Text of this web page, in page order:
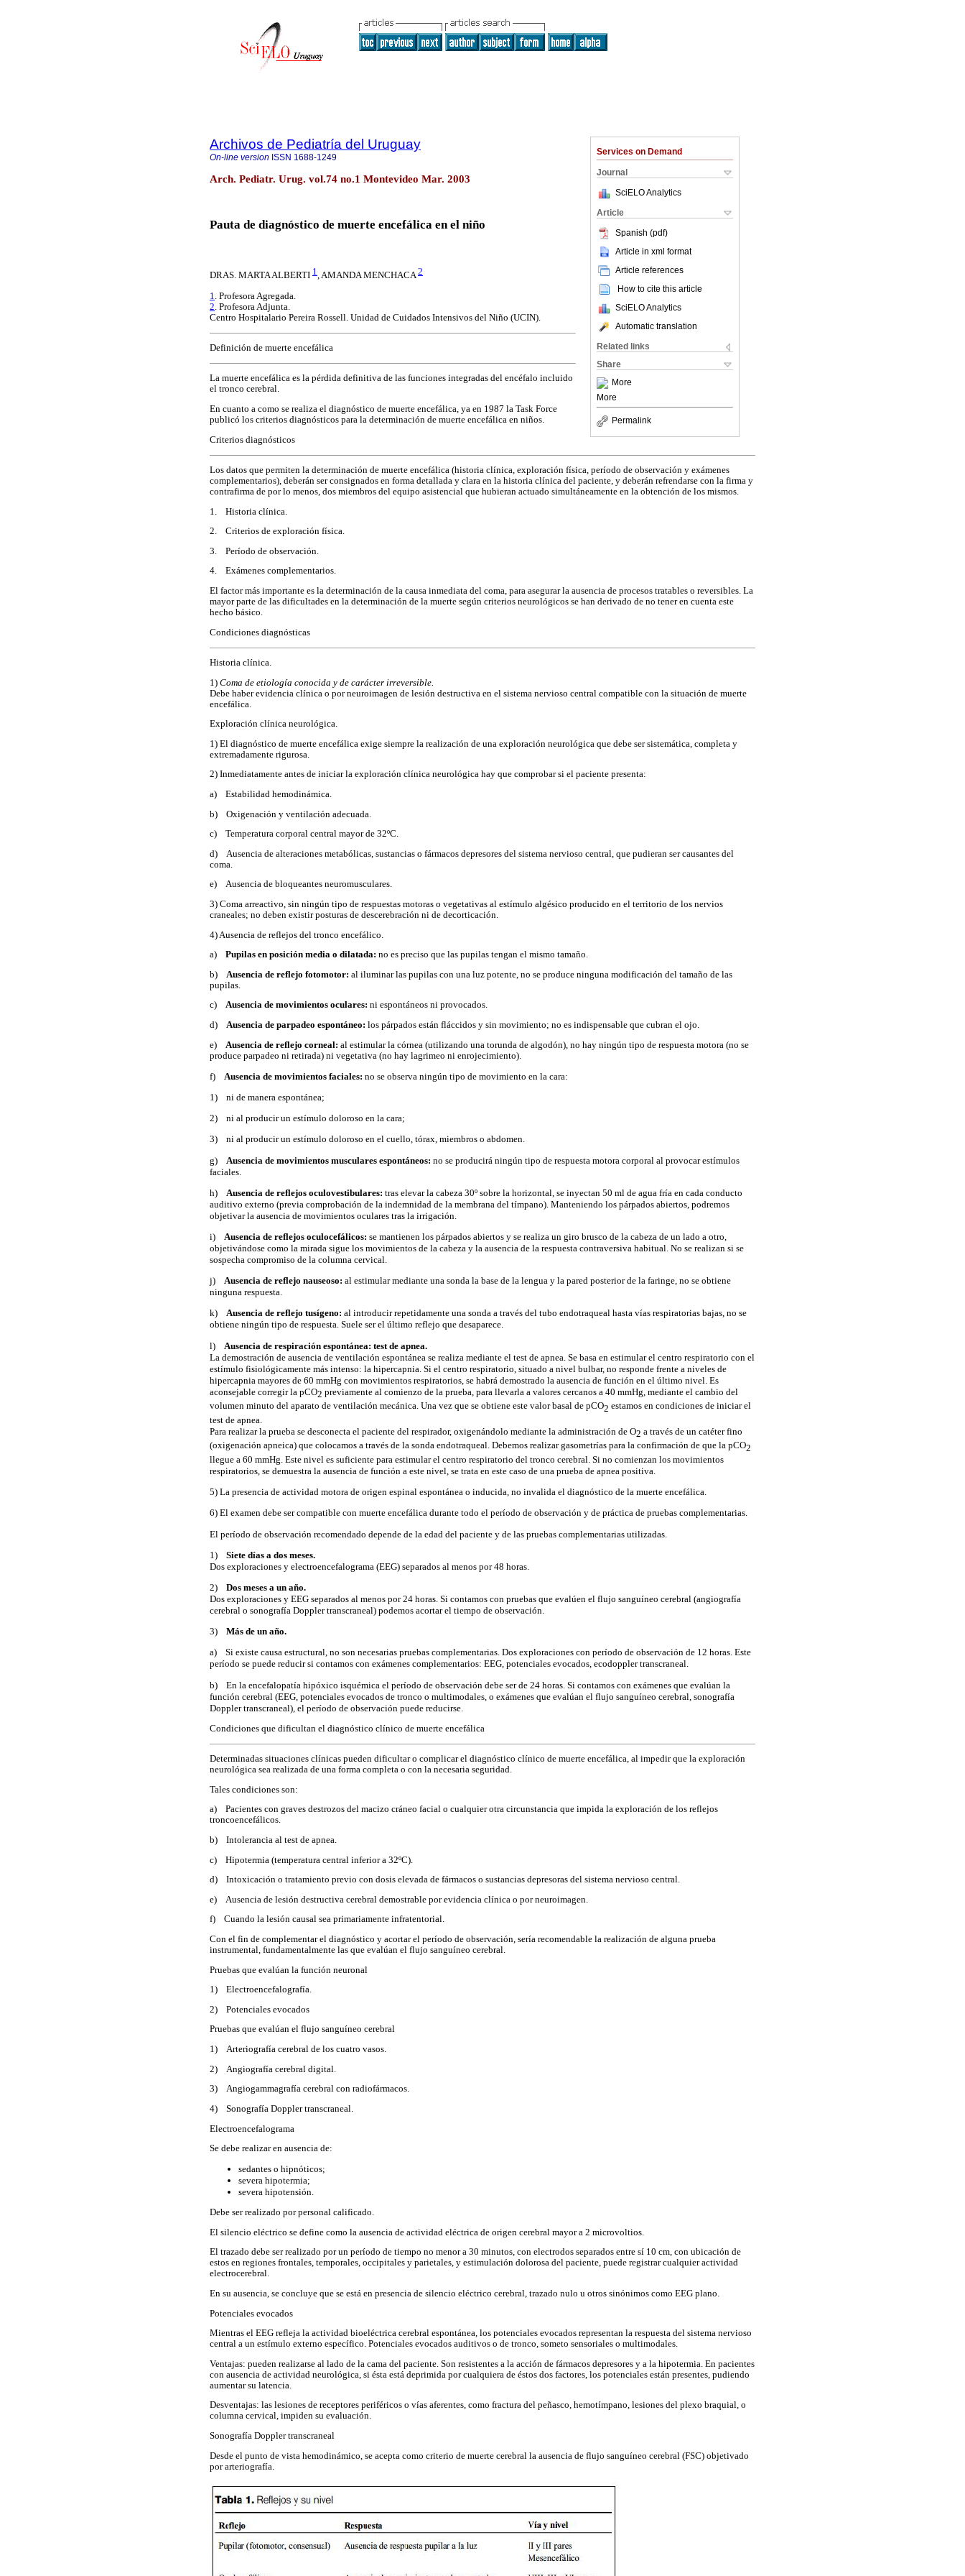
Services on Demand
Journal
SciELO Analytics
Article
Spanish (pdf)
Article in xml format
Article references
How to cite this article
SciELO Analytics
Automatic translation
Related links
Share
More
More
Permalink
Archivos de Pediatría del Uruguay
On-line version ISSN 1688-1249
Arch. Pediatr. Urug. vol.74 no.1 Montevideo Mar. 2003
Pauta de diagnóstico de muerte encefálica en el niño
DRAS. MARTA ALBERTI 1,AMANDA MENCHACA2
1
. Profesora Agregada.
2 . Profesora Adjunta.
Centro Hospitalario Pereira Rossell. Unidad de Cuidados Intensivos del Niño (UCIN).
Definición de muerte encefálica
La muerte encefálica es la pérdida definitiva de las funciones integradas del encéfalo incluido
el tronco cerebral.
En cuanto a como se realiza el diagnóstico de muerte encefálica, ya en 1987 la Task Force
publicó los criterios diagnósticos para la determinación de muerte encefálica en niños.
Criterios diagnósticos
Los datos que permiten la determinación de muerte encefálica (historia clínica, exploración física, período de observación y exámenes
complementarios), deberán ser consignados en forma detallada y clara en la historia clínica del paciente, y deberán refrendarse con la firma y
contrafirma de por lo menos, dos miembros del equipo asistencial que hubieran actuado simultáneamente en la obtención de los mismos.
1. Historia clínica.
2. Criterios de exploración física.
3. Período de observación.
4. Exámenes complementarios.
El factor más importante es la determinación de la causa inmediata del coma, para asegurar la ausencia de procesos tratables o reversibles. La
mayor parte de las dificultades en la determinación de la muerte según criterios neurológicos se han derivado de no tener en cuenta este
hecho básico.
Condiciones diagnósticas
Historia clínica.
1) Coma de etiología conocida y de carácter irreversible.
Debe haber evidencia clínica o por neuroimagen de lesión destructiva en el sistema nervioso central compatible con la situación de muerte
encefálica.
Exploración clínica neurológica.
1) El diagnóstico de muerte encefálica exige siempre la realización de una exploración neurológica que debe ser sistemática, completa y
extremadamente rigurosa.
2) Inmediatamente antes de iniciar la exploración clínica neurológica hay que comprobar si el paciente presenta:
a) Estabilidad hemodinámica.
b) Oxigenación y ventilación adecuada.
c) Temperatura corporal central mayor de 32ºC.
d) Ausencia de alteraciones metabólicas, sustancias o fármacos depresores del sistema nervioso central, que pudieran ser causantes del
coma.
e) Ausencia de bloqueantes neuromusculares.
3) Coma arreactivo, sin ningún tipo de respuestas motoras o vegetativas al estímulo algésico producido en el territorio de los nervios
craneales; no deben existir posturas de descerebración ni de decorticación.
4) Ausencia de reflejos del tronco encefálico.
a) Pupilas en posición media o dilatada: no es preciso que las pupilas tengan el mismo tamaño.
b) Ausencia de reflejo fotomotor: al iluminar las pupilas con una luz potente, no se produce ninguna modificación del tamaño de las
pupilas.
c) Ausencia de movimientos oculares: ni espontáneos ni provocados.
d) Ausencia de parpadeo espontáneo: los párpados están fláccidos y sin movimiento; no es indispensable que cubran el ojo.
e) Ausencia de reflejo corneal: al estimular la córnea (utilizando una torunda de algodón), no hay ningún tipo de respuesta motora (no se
produce parpadeo ni retirada) ni vegetativa (no hay lagrimeo ni enrojecimiento).
f) Ausencia de movimientos faciales: no se observa ningún tipo de movimiento en la cara:
1) ni de manera espontánea;
2) ni al producir un estímulo doloroso en la cara;
3) ni al producir un estímulo doloroso en el cuello, tórax, miembros o abdomen.
g) Ausencia de movimientos musculares espontáneos: no se producirá ningún tipo de respuesta motora corporal al provocar estímulos
faciales.
h) Ausencia de reflejos oculovestibulares: tras elevar la cabeza 30º sobre la horizontal, se inyectan 50 ml de agua fría en cada conducto
auditivo externo (previa comprobación de la indemnidad de la membrana del tímpano). Manteniendo los párpados abiertos, podremos
objetivar la ausencia de movimientos oculares tras la irrigación.
i) Ausencia de reflejos oculocefálicos: se mantienen los párpados abiertos y se realiza un giro brusco de la cabeza de un lado a otro,
objetivándose como la mirada sigue los movimientos de la cabeza y la ausencia de la respuesta contraversiva habitual. No se realizan si se
sospecha compromiso de la columna cervical.
j) Ausencia de reflejo nauseoso: al estimular mediante una sonda la base de la lengua y la pared posterior de la faringe, no se obtiene
ninguna respuesta.
k) Ausencia de reflejo tusígeno: al introducir repetidamente una sonda a través del tubo endotraqueal hasta vías respiratorias bajas, no se
obtiene ningún tipo de respuesta. Suele ser el último reflejo que desaparece.
l) Ausencia de respiración espontánea: test de apnea.
La demostración de ausencia de ventilación espontánea se realiza mediante el test de apnea. Se basa en estimular el centro respiratorio con el
estímulo fisiológicamente más intenso: la hipercapnia. Si el centro respiratorio, situado a nivel bulbar, no responde frente a niveles de
hipercapnia mayores de 60 mmHg con movimientos respiratorios, se habrá demostrado la ausencia de función en el último nivel. Es
aconsejable corregir la pCO2 previamente al comienzo de la prueba, para llevarla a valores cercanos a 40 mmHg, mediante el cambio del
volumen minuto del aparato de ventilación mecánica. Una vez que se obtiene este valor basal de pCO2 estamos en condiciones de iniciar el
test de apnea.
Para realizar la prueba se desconecta el paciente del respirador, oxigenándolo mediante la administración de O2 a través de un catéter fino
(oxigenación apneica) que colocamos a través de la sonda endotraqueal. Debemos realizar gasometrías para la confirmación de que la pCO2
llegue a 60 mmHg. Este nivel es suficiente para estimular el centro respiratorio del tronco cerebral. Si no comienzan los movimientos
respiratorios, se demuestra la ausencia de función a este nivel, se trata en este caso de una prueba de apnea positiva.
5) La presencia de actividad motora de origen espinal espontánea o inducida, no invalida el diagnóstico de la muerte encefálica.
6) El examen debe ser compatible con muerte encefálica durante todo el período de observación y de práctica de pruebas complementarias.
El período de observación recomendado depende de la edad del paciente y de las pruebas complementarias utilizadas.
1) Siete días a dos meses.
Dos exploraciones y electroencefalograma (EEG) separados al menos por 48 horas.
2) Dos meses a un año.
Dos exploraciones y EEG separados al menos por 24 horas. Si contamos con pruebas que evalúen el flujo sanguíneo cerebral (angiografía
cerebral o sonografía Doppler transcraneal) podemos acortar el tiempo de observación.
3) Más de un año.
a) Si existe causa estructural, no son necesarias pruebas complementarias. Dos exploraciones con período de observación de 12 horas. Este
período se puede reducir si contamos con exámenes complementarios: EEG, potenciales evocados, ecodoppler transcraneal.
b) En la encefalopatía hipóxico isquémica el período de observación debe ser de 24 horas. Si contamos con exámenes que evalúan la
función cerebral (EEG, potenciales evocados de tronco o multimodales, o exámenes que evalúan el flujo sanguíneo cerebral, sonografía
Doppler transcraneal), el período de observación puede reducirse.
Condiciones que dificultan el diagnóstico clínico de muerte encefálica
Determinadas situaciones clínicas pueden dificultar o complicar el diagnóstico clínico de muerte encefálica, al impedir que la exploración
neurológica sea realizada de una forma completa o con la necesaria seguridad.
Tales condiciones son:
a) Pacientes con graves destrozos del macizo cráneo facial o cualquier otra circunstancia que impida la exploración de los reflejos
troncoencefálicos.
b) Intolerancia al test de apnea.
c) Hipotermia (temperatura central inferior a 32ºC).
d) Intoxicación o tratamiento previo con dosis elevada de fármacos o sustancias depresoras del sistema nervioso central.
e) Ausencia de lesión destructiva cerebral demostrable por evidencia clínica o por neuroimagen.
f) Cuando la lesión causal sea primariamente infratentorial.
Con el fin de complementar el diagnóstico y acortar el período de observación, sería recomendable la realización de alguna prueba
instrumental, fundamentalmente las que evalúan el flujo sanguíneo cerebral.
Pruebas que evalúan la función neuronal
1) Electroencefalografía.
2) Potenciales evocados
Pruebas que evalúan el flujo sanguíneo cerebral
1) Arteriografía cerebral de los cuatro vasos.
2) Angiografía cerebral digital.
3) Angiogammagrafía cerebral con radiofármacos.
4) Sonografía Doppler transcraneal.
Electroencefalograma
Se debe realizar en ausencia de:
sedantes o hipnóticos;
severa hipotermia;
severa hipotensión.
Debe ser realizado por personal calificado.
El silencio eléctrico se define como la ausencia de actividad eléctrica de origen cerebral mayor a 2 microvoltios.
El trazado debe ser realizado por un período de tiempo no menor a 30 minutos, con electrodos separados entre sí 10 cm, con ubicación de
estos en regiones frontales, temporales, occipitales y parietales, y estimulación dolorosa del paciente, puede registrar cualquier actividad
electrocerebral.
En su ausencia, se concluye que se está en presencia de silencio eléctrico cerebral, trazado nulo u otros sinónimos como EEG plano.
Potenciales evocados
Mientras el EEG refleja la actividad bioeléctrica cerebral espontánea, los potenciales evocados representan la respuesta del sistema nervioso
central a un estímulo externo específico. Potenciales evocados auditivos o de tronco, someto sensoriales o multimodales.
Ventajas: pueden realizarse al lado de la cama del paciente. Son resistentes a la acción de fármacos depresores y a la hipotermia. En pacientes
con ausencia de actividad neurológica, si ésta está deprimida por cualquiera de éstos dos factores, los potenciales están presentes, pudiendo
aumentar su latencia.
Desventajas: las lesiones de receptores periféricos o vías aferentes, como fractura del peñasco, hemotímpano, lesiones del plexo braquial, o
columna cervical, impiden su evaluación.
Sonografía Doppler transcraneal
Desde el punto de vista hemodinámico, se acepta como criterio de muerte cerebral la ausencia de flujo sanguíneo cerebral (FSC) objetivado
por arteriografía.